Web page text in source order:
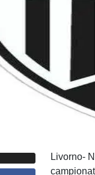
Livorno-